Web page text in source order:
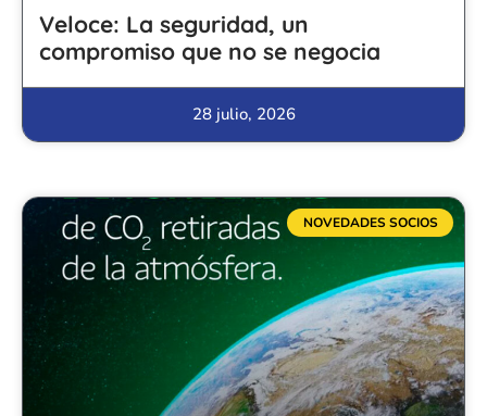
Veloce: La seguridad, un
compromiso que no se negocia
28 julio, 2026
NOVEDADES SOCIOS